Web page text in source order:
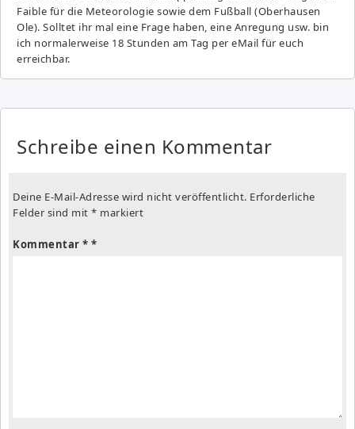
Fai­ble für die Meteorologie sowie dem Fußball (Oberhausen
Ole). Solltet ihr mal eine Frage haben, eine Anregung usw. bin
ich normalerweise 18 Stunden am Tag per eMail für euch
erreichbar.
Schreibe einen Kommentar
Deine E-Mail-Adresse wird nicht veröffentlicht. Erforderliche
Felder sind mit * markiert
Kommentar *